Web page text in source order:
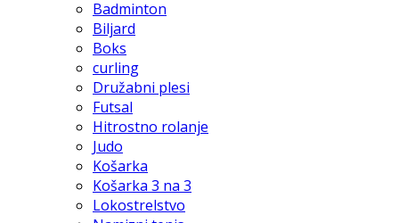
Badminton
Biljard
Boks
curling
Družabni plesi
Futsal
Hitrostno rolanje
Judo
Košarka
Košarka 3 na 3
Lokostrelstvo